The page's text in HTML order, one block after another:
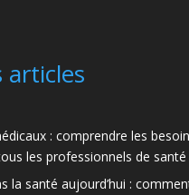
articles
: comprendre les
les professionnels de santé
la santé aujourd’hui :